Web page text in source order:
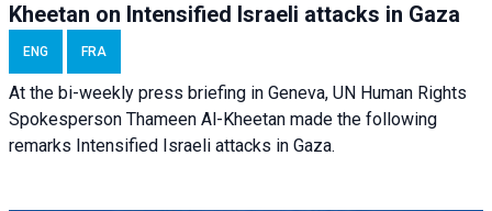
Kheetan on Intensified Israeli attacks in Gaza
ENG FRA
At the bi-weekly press briefing in Geneva, UN Human Rights
Spokesperson Thameen Al-Kheetan made the following
remarks Intensified Israeli attacks in Gaza.